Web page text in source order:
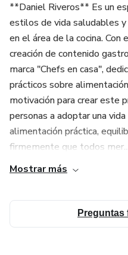
📅 Plan Semanal
Un calendario diseñado
cocinar?", con desayunos,
balanceados
.
📘 Guía de Sustituciones:
libertad", adaptando
.
alimentos reales, ahorrar
**Daniel Riveros** Es un
estilos de vida saludables
en el área de la cocina. Con
creación de contenido
marca "Chefs en casa",
prácticos sobre
motivación para crear este
personas a adoptar una
alimentación práctica,
firmemente que todos mer...
Mostrar más
Preguntas